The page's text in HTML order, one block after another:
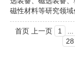
磁性材料等研究领
首页 上一页 1
28